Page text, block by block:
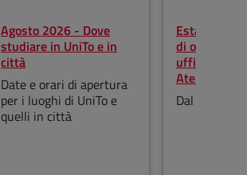
Agosto 2026 - Dove
studiare in UniTo e in
città
Date e orari di apertura
per i luoghi di UniTo e
quelli in città
Estate
di orario e
uffici e
Ateneo
Dal 3 al 21